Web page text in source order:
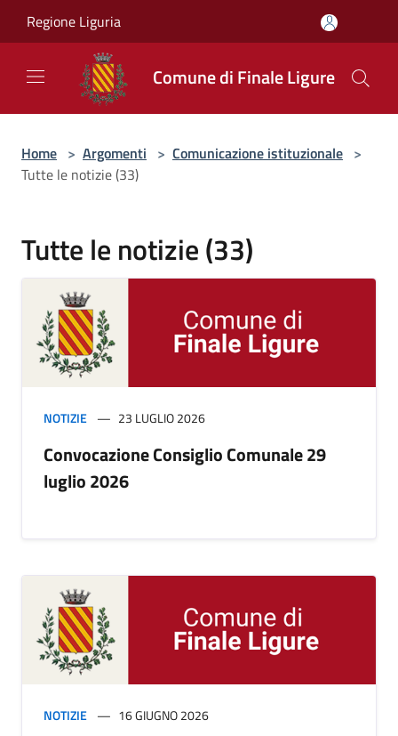
Regione Liguria
Comune di Finale Ligure
Home > Argomenti > Comunicazione istituzionale >
Tutte le notizie (33)
Tutte le notizie (33)
NOTIZIE 23 LUGLIO 2026
Convocazione Consiglio Comunale 29
luglio 2026
NOTIZIE 16 GIUGNO 2026